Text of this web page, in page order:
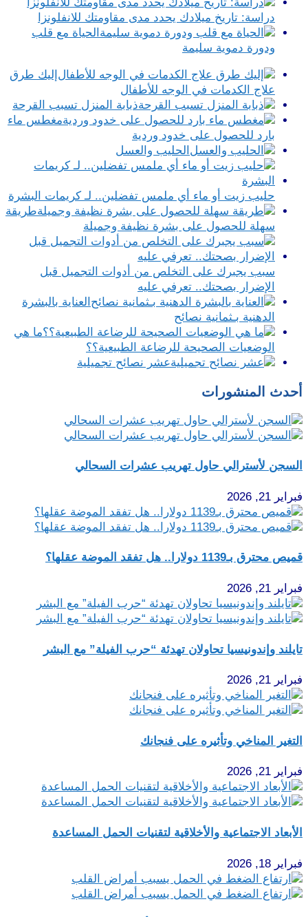
دراسة: تاريخ ميلادك يحدد مدى مقاومتك للانفلونزا
الحياة مع قلب
ودورة دموية سليمة
إليك طرق
علاج الكدمات في الوجه للأطفال
ذبابة المنزل تسبب القرحة
مغطس ماء
بارد للحصول على خدود وردية
الحليب والعسل
حليب زيت أو ماء أي ملمس تفضلين.. لـ كريمات البشرة
طريقة
سهلة للحصول على بشرة نظيفة وجميلة
سبب يجبرك على التخلص من أدوات التجميل قبل
الإضرار بصحتك.. تعرفي عليه
العناية بالبشرة
الدهنية بـثمانية نصائح
ما هي
الوضعيات الصحيحة للرضاعة الطبيعية؟؟
عشر نصائح تجميلية
أحدث المنشورات
السجن لأسترالي حاول تهريب عشرات السحالي
فبراير 21, 2026
قميص محترق بـ1139 دولارا.. هل تفقد الموضة عقلها؟
فبراير 21, 2026
تايلند وإندونيسيا تحاولان تهدئة “حرب الفيلة” مع البشر
فبراير 21, 2026
التغير المناخي وتأثيره على فنجانك
فبراير 21, 2026
الأبعاد الاجتماعية والأخلاقية لتقنيات الحمل المساعدة
فبراير 18, 2026